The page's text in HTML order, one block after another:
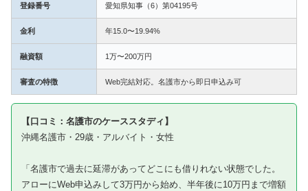
登録番号 愛知県知事（6）第04195号
金利 年15.0〜19.94%
融資額 1万〜200万円
審査の特徴 Web完結対応。名護市から即日申込み可
【口コミ：名護市のケーススタディ】
沖縄名護市・29歳・アルバイト・女性
「名護市で過去に延滞があってどこにも借りれない状態でした。
アローにWeb申込みして3万円から始め、半年後に10万円まで増額